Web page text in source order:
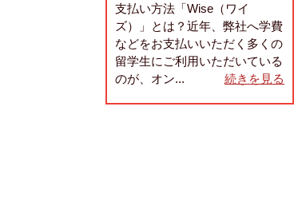
支払い方法「Wise（ワイ
ズ）」とは？近年、弊社へ学費
などをお支払いいただく多くの
留学生にご利用いただいている
のが、オン...
続きを見る